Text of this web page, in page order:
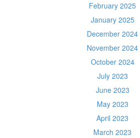
February 2025
January 2025
December 2024
November 2024
October 2024
July 2023
June 2023
May 2023
April 2023
March 2023